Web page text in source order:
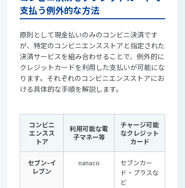
支払う例外的な方法
原則として現金払いのみのコンビニ決済です
が、特定のコンビニエンスストアと指定された
決済サービスを組み合わせることで、例外的に
クレジットカードを利用した支払いが可能にな
ります。それぞれのコンビニエンスストアにお
ける具体的な手順を解説します。
コンビニ
エンスス
トア
利用可能な電
子マネー等
チャージ可能
なクレジット
カード
セブン-イ
レブン
nanaco
セブンカー
ド・プラスな
ど